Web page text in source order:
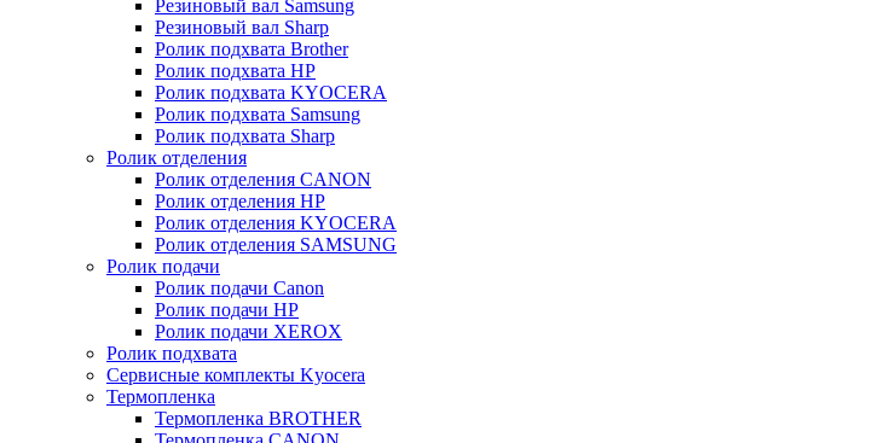
Резиновый вал Samsung
Резиновый вал Sharp
Ролик подхвата Brother
Ролик подхвата HP
Ролик подхвата KYOCERA
Ролик подхвата Samsung
Ролик подхвата Sharp
Ролик отделения
Ролик отделения CANON
Ролик отделения HP
Ролик отделения KYOCERA
Ролик отделения SAMSUNG
Ролик подачи
Ролик подачи Canon
Ролик подачи HP
Ролик подачи XEROX
Ролик подхвата
Сервисные комплекты Kyocera
Термопленка
Термопленка BROTHER